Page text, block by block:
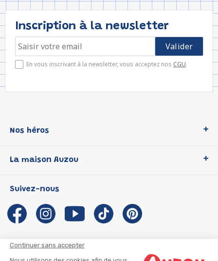
Continuer sans accepter
Inscription à la newsletter
En vous inscrivant à la newsletter, vous acceptez nos CGU.
Nos héros
P'tit Loup
Les Influenceuses
Migali
Petite Taupe
La maison Auzou
Notre histoire
Auzou s'engage
Auteurs et illustrateurs Auzou
Suivez-nous